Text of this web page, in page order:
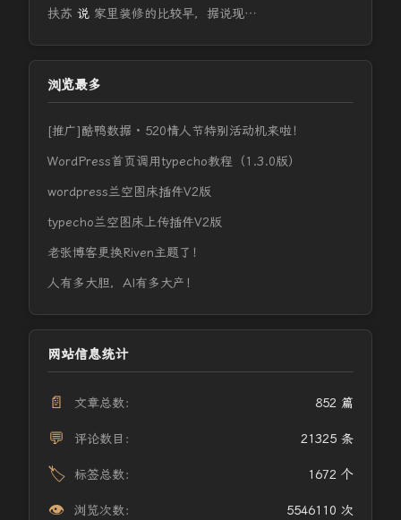
扶苏 说 家里装修的比较早，据说现…
浏览最多
[推广]酷鸭数据 · 520情人节特别活动机来啦！
WordPress首页调用typecho教程（1.3.0版）
wordpress兰空图床插件V2版
typecho兰空图床上传插件V2版
老张博客更换Riven主题了！
人有多大胆，AI有多大产！
网站信息统计
📄 文章总数： 852 篇
💬 评论数目： 21325 条
🏷️ 标签总数： 1672 个
👁️ 浏览次数： 5546110 次